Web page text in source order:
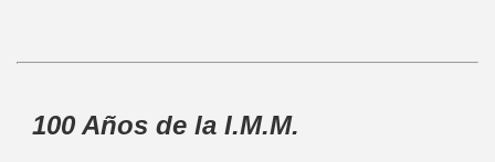
100 Años de la I.M.M.